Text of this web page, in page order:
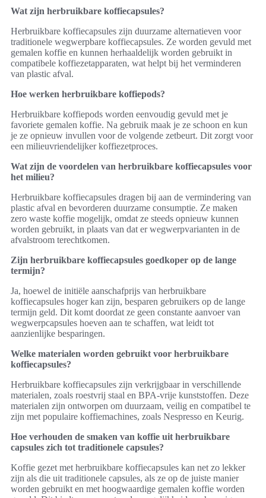
Wat zijn herbruikbare koffiecapsules?
Herbruikbare koffiecapsules zijn duurzame alternatieven voor
traditionele wegwerpbare koffiecapsules. Ze worden gevuld met
gemalen koffie en kunnen herhaaldelijk worden gebruikt in
compatibele koffiezetapparaten, wat helpt bij het verminderen
van plastic afval.
Hoe werken herbruikbare koffiepods?
Herbruikbare koffiepods worden eenvoudig gevuld met je
favoriete gemalen koffie. Na gebruik maak je ze schoon en kun
je ze opnieuw invullen voor de volgende zetbeurt. Dit zorgt voor
een milieuvriendelijker koffiezetproces.
Wat zijn de voordelen van herbruikbare koffiecapsules voor
het milieu?
Herbruikbare koffiecapsules dragen bij aan de vermindering van
plastic afval en bevorderen duurzame consumptie. Ze maken
zero waste koffie mogelijk, omdat ze steeds opnieuw kunnen
worden gebruikt, in plaats van dat er wegwerpvarianten in de
afvalstroom terechtkomen.
Zijn herbruikbare koffiecapsules goedkoper op de lange
termijn?
Ja, hoewel de initiële aanschafprijs van herbruikbare
koffiecapsules hoger kan zijn, besparen gebruikers op de lange
termijn geld. Dit komt doordat ze geen constante aanvoer van
wegwerpcapsules hoeven aan te schaffen, wat leidt tot
aanzienlijke besparingen.
Welke materialen worden gebruikt voor herbruikbare
koffiecapsules?
Herbruikbare koffiecapsules zijn verkrijgbaar in verschillende
materialen, zoals roestvrij staal en BPA-vrije kunststoffen. Deze
materialen zijn ontworpen om duurzaam, veilig en compatibel te
zijn met populaire koffiemachines, zoals Nespresso en Keurig.
Hoe verhouden de smaken van koffie uit herbruikbare
capsules zich tot traditionele capsules?
Koffie gezet met herbruikbare koffiecapsules kan net zo lekker
zijn als die uit traditionele capsules, als ze op de juiste manier
worden gebruikt en met hoogwaardige gemalen koffie worden